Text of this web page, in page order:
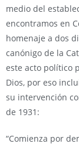
medio del
encontramos en
homenaje a dos
canónigo de la
este acto político
Dios, por eso
su intervención
de 1931:
“Comienza por